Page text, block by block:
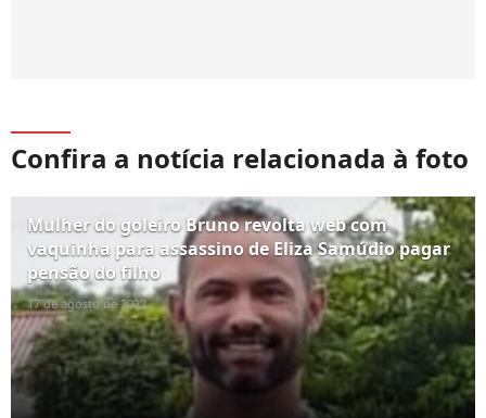
Confira a notícia relacionada à foto
Mulher do goleiro Bruno revolta web com
vaquinha para assassino de Eliza Samúdio pagar
pensão do filho
17 de agosto de 2022